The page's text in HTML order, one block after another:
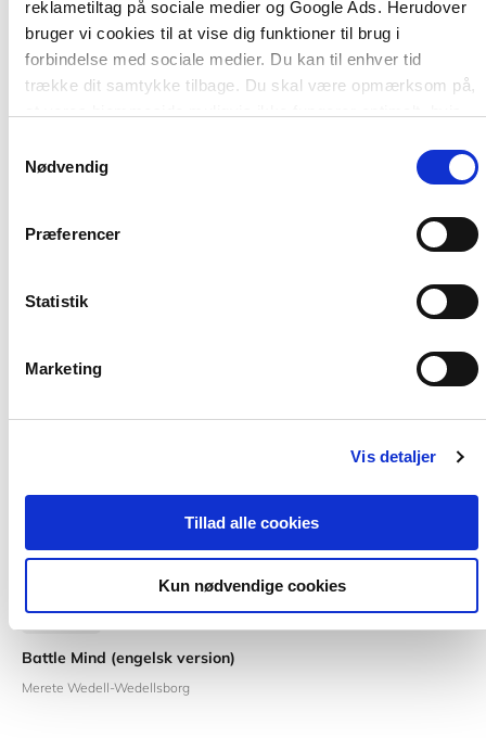
reklametiltag på sociale medier og Google Ads. Herudover
bruger vi cookies til at vise dig funktioner til brug i
forbindelse med sociale medier. Du kan til enhver tid
trække dit samtykke tilbage. Du skal være opmærksom på,
samtykke.
Nødvendig
Præferencer
Statistik
Marketing
Vis detaljer
Tillad alle cookies
Kun nødvendige cookies
gennemførelse af ledertræning på Hærens
Officersskole, på West Point Military Academy og
Stanford University i USA og ikke mindst i en lang
række danske virksomheder.
Battle Mind (engelsk version)
Merete Wedell-Wedellsborg